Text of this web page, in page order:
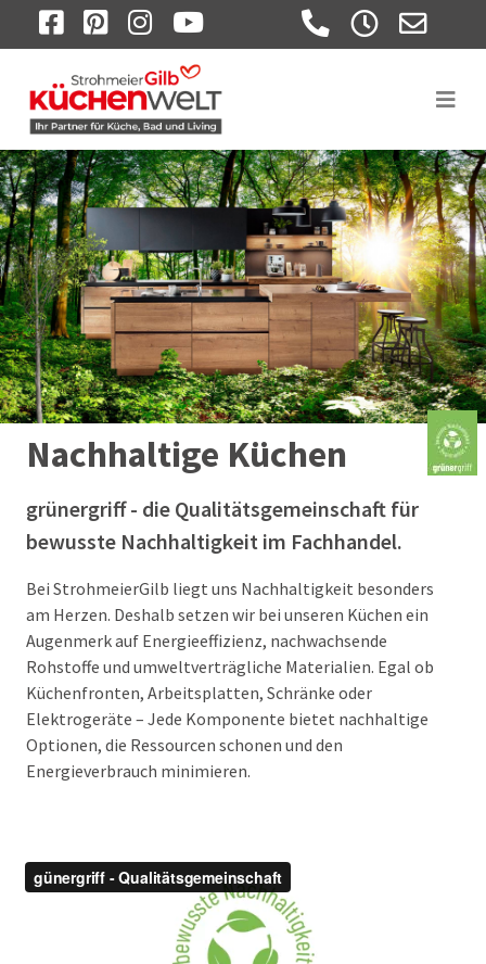
FACEBOOKPINTERESTINSTAGRAMYOUTUBE
Nachhaltige Küchen
grünergriff - die Qualitätsgemeinschaft für
bewusste Nachhaltigkeit im Fachhandel.
Bei StrohmeierGilb liegt uns Nachhaltigkeit besonders
am Herzen. Deshalb setzen wir bei unseren Küchen ein
Augenmerk auf Energieeffizienz, nachwachsende
Rohstoffe und umweltverträgliche Materialien. Egal ob
Küchenfronten, Arbeitsplatten, Schränke oder
Elektrogeräte – Jede Komponente bietet nachhaltige
Optionen, die Ressourcen schonen und den
Energieverbrauch minimieren.